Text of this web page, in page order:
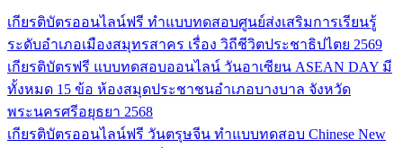
เกียรติบัตรออนไลน์ฟรี ทำแบบทดสอบศูนย์ส่งเสริมการเรียนรู้
ระดับอำเภอเมืองสมุทรสาคร เรื่อง วิถีชีวิตประชาธิปไตย 2569
เกียรติบัตรฟรี แบบทดสอบออนไลน์ วันอาเซียน ASEAN DAY มี
ทั้งหมด 15 ข้อ ห้องสมุดประชาชนอำเภอบางบาล จังหวัด
พระนครศรีอยุธยา 2568
เกียรติบัตรออนไลน์ฟรี วันตรุษจีน ทำแบบทดสอบ Chinese New